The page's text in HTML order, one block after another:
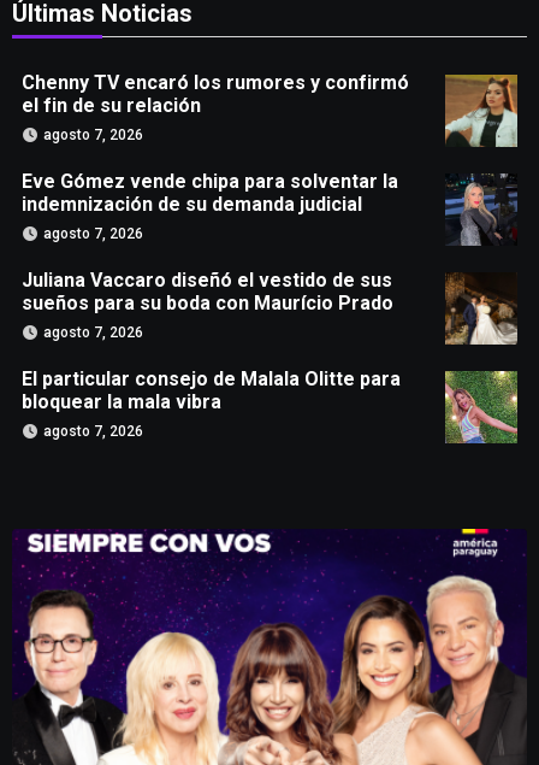
Últimas Noticias
Chenny TV encaró los rumores y confirmó
el fin de su relación
agosto 7, 2026
Eve Gómez vende chipa para solventar la
indemnización de su demanda judicial
agosto 7, 2026
Juliana Vaccaro diseñó el vestido de sus
sueños para su boda con Maurício Prado
agosto 7, 2026
El particular consejo de Malala Olitte para
bloquear la mala vibra
agosto 7, 2026